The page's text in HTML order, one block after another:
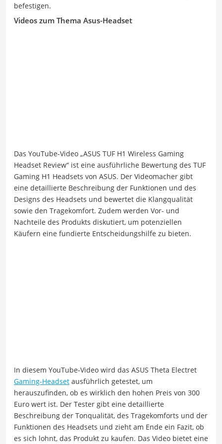
befestigen.
Videos zum Thema Asus-Headset
Das YouTube-Video „ASUS TUF H1 Wireless Gaming
Headset Review“ ist eine ausführliche Bewertung des TUF
Gaming H1 Headsets von ASUS. Der Videomacher gibt
eine detaillierte Beschreibung der Funktionen und des
Designs des Headsets und bewertet die Klangqualität
sowie den Tragekomfort. Zudem werden Vor- und
Nachteile des Produkts diskutiert, um potenziellen
Käufern eine fundierte Entscheidungshilfe zu bieten.
In diesem YouTube-Video wird das ASUS Theta Electret
Gaming-Headset ausführlich getestet, um
herauszufinden, ob es wirklich den hohen Preis von 300
Euro wert ist. Der Tester gibt eine detaillierte
Beschreibung der Tonqualität, des Tragekomforts und der
Funktionen des Headsets und zieht am Ende ein Fazit, ob
es sich lohnt, das Produkt zu kaufen. Das Video bietet eine